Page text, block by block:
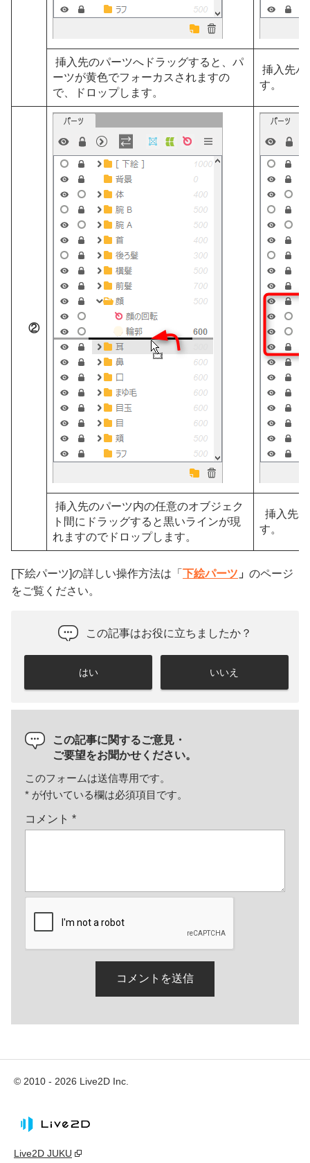
挿入先のパーツへドラッグすると、パ
ーツが黄色でフォーカスされますの
で、ドロップします。
挿入先パ
す。
②
挿入先のパーツ内の任意のオブジェク
ト間にドラッグすると黒いラインが現
れますのでドロップします。
挿入先
す。
[下絵パーツ]の詳しい操作方法は「 下絵パーツ 」 のページ
をご覧ください。
この記事はお役に立ちましたか？
はい いいえ
この記事に関するご意見・
ご要望をお聞かせください。
このフォームは送信専用です。
* が付いている欄は必須項目です。
コメント *
© 2010 - 2026 Live2D Inc.
Live2D JUKU